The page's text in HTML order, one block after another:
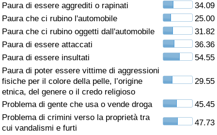
Paura di essere aggrediti o rapinati
34.09
Paura che ci rubino l'automobile
25.00
Paura che ci rubino oggetti dall'automobile
31.82
Paura di essere attaccati
36.36
Paura di essere insultati
54.55
Paura di poter essere vittime di aggressioni
fisiche per il colore della pelle, l’origine
etnica, del genere o il credo religioso
29.55
Problema di gente che usa o vende droga
45.45
Problema di crimini verso la proprietà tra
cui vandalismi e furti
47.73
Assistenza Sanitaria
Indice dell’Assistenza Sanitaria (Corrente)
Indice dell’Assistenza Sanitaria
Indice dell’Assistenza Sanitaria per
Nazione
Inquinamento